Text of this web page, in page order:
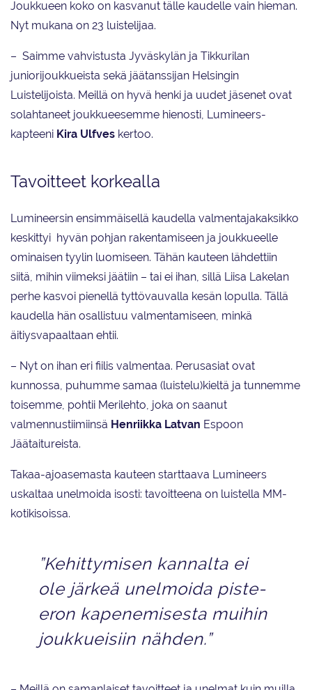
Joukkueen koko on kasvanut tälle kaudelle vain hieman.
Nyt mukana on 23 luistelijaa.
– Saimme vahvistusta Jyväskylän ja Tikkurilan
juniorijoukkueista sekä jäätanssijan Helsingin
Luistelijoista. Meillä on hyvä henki ja uudet jäsenet ovat
solahtaneet joukkueesemme hienosti, Lumineers-
kapteeni Kira Ulfves kertoo.
Tavoitteet korkealla
Lumineersin ensimmäisellä kaudella valmentajakaksikko
keskittyi hyvän pohjan rakentamiseen ja joukkueelle
ominaisen tyylin luomiseen. Tähän kauteen lähdettiin
siitä, mihin viimeksi jäätiin – tai ei ihan, sillä Liisa Lakelan
perhe kasvoi pienellä tyttövauvalla kesän lopulla. Tällä
kaudella hän osallistuu valmentamiseen, minkä
äitiysvapaaltaan ehtii.
– Nyt on ihan eri fiilis valmentaa. Perusasiat ovat
kunnossa, puhumme samaa (luistelu)kieltä ja tunnemme
toisemme, pohtii Merilehto, joka on saanut
valmennustiimiinsä Henriikka Latvan Espoon
Jäätaitureista.
Takaa-ajoasemasta kauteen starttaava Lumineers
uskaltaa unelmoida isosti: tavoitteena on luistella MM-
kotikisoissa.
”Kehittymisen kannalta ei
ole järkeä unelmoida piste-
eron kapenemisesta muihin
joukkueisiin nähden.”